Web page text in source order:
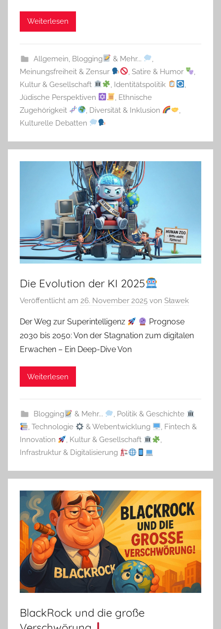
Weiterlesen
Allgemein Blogging & Mehr...
Meinungsfreiheit & Zensur
,Satire & Humor
Kultur & Gesellschaft
Identitätspolitik
Jüdische Perspektiven
Ethnische
Zugehörigkeit
Diversität & Inklusion
Kulturelle Debatten
Die Evolution der KI 2025
Veröffentlicht am 26. November 2025 von Sławek
Der Weg zur Superintelligenz
Prognose
2030 bis 2050: Von der Stagnation zum digitalen
Erwachen – Ein Deep-Dive Von
Weiterlesen
Blogging & Mehr... , Politik & Geschichte
,Technologie & Webentwicklung , Fintech &
Innovation
, Kultur & Gesellschaft
,
Infrastruktur & Digitalisierung
BlackRock und die große